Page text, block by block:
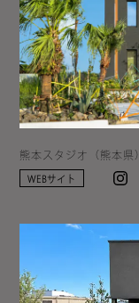
熊本スタジオ（熊本県）
WEBサイト